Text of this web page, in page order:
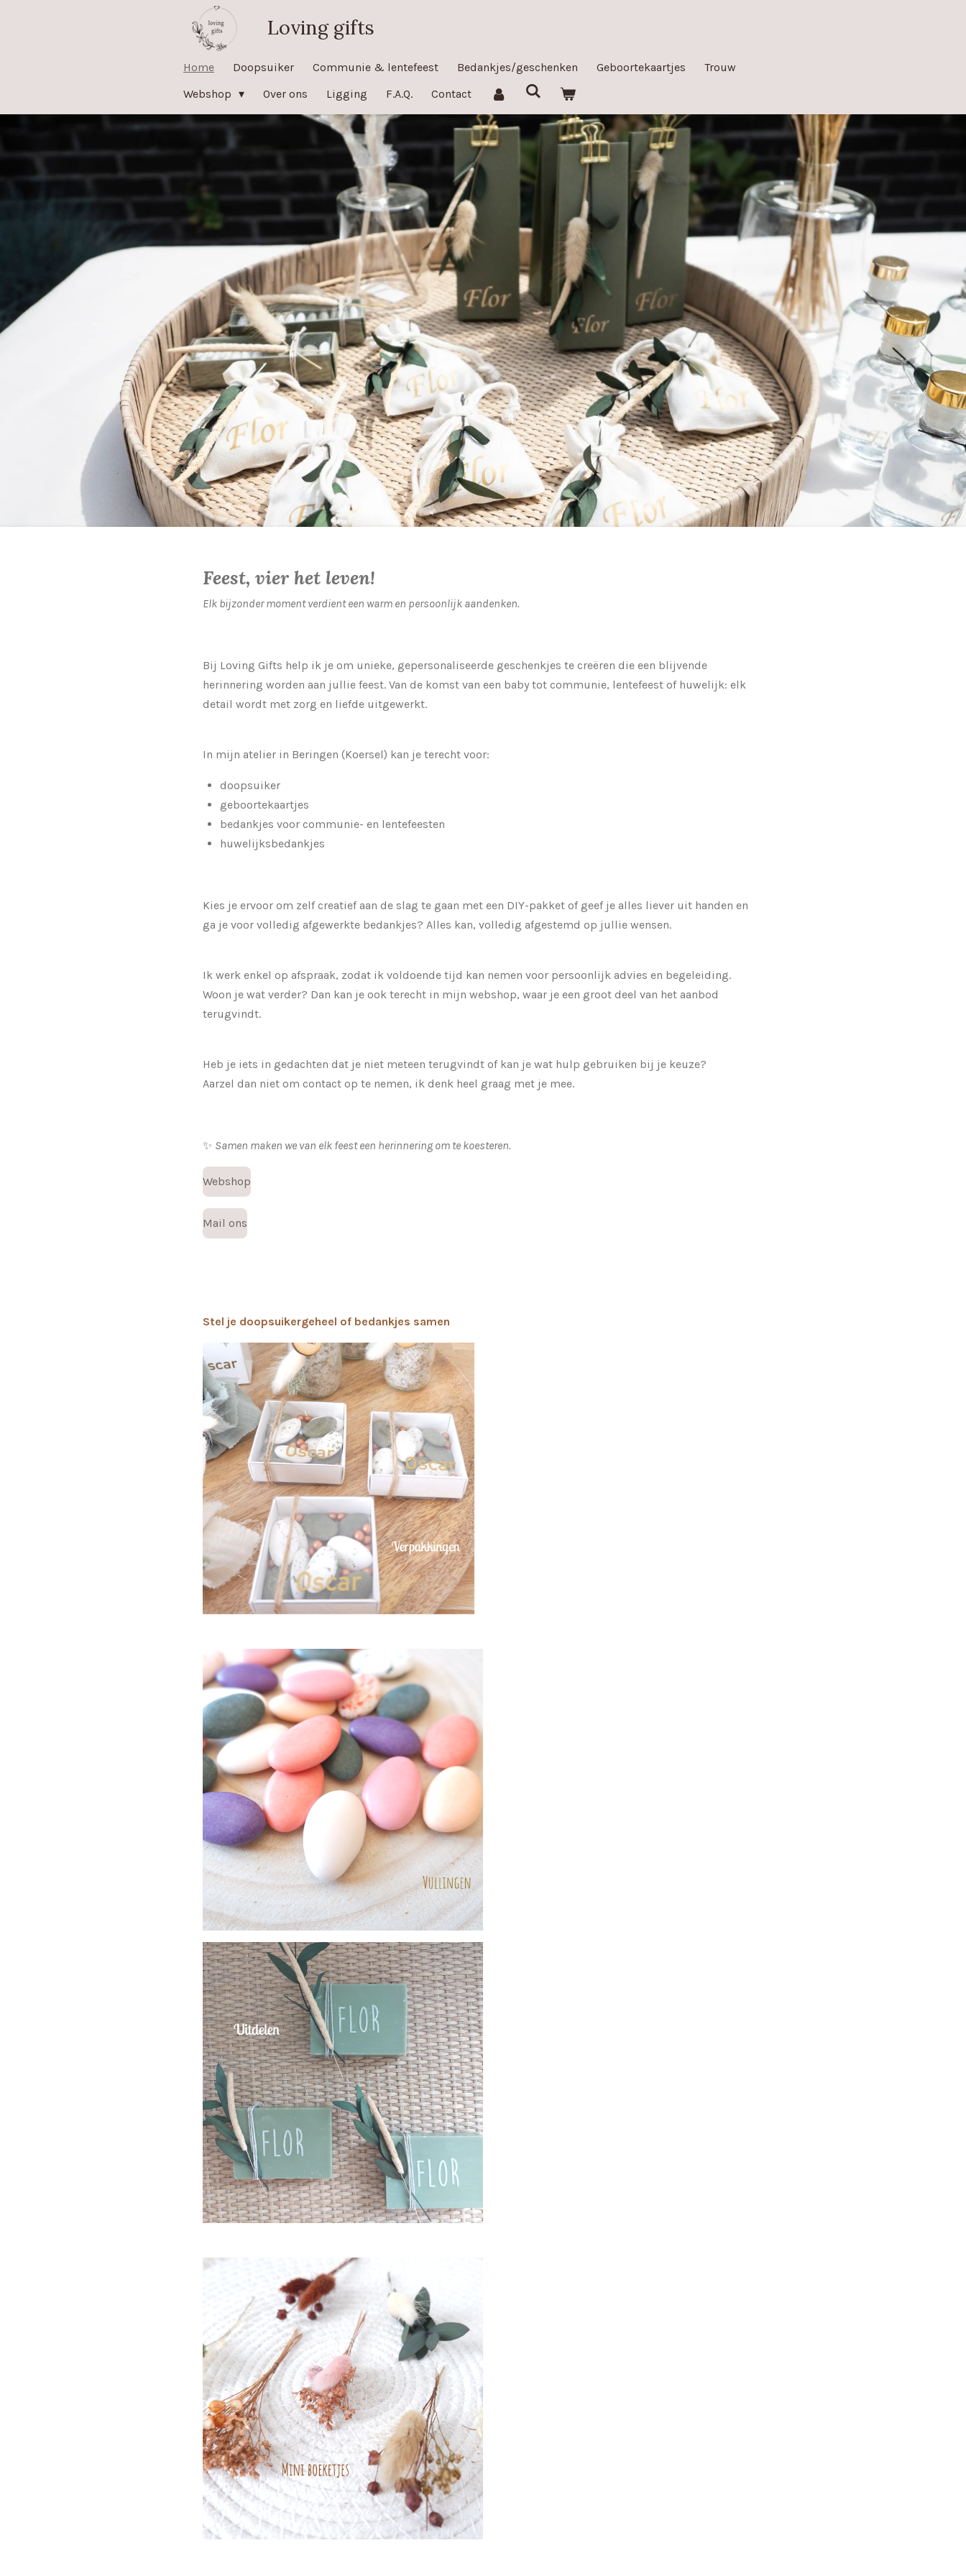
Loving gifts
Home Doopsuiker Communie & lentefeest Bedankjes/geschenken Geboortekaartjes
Trouw
Webshop
Over ons Ligging F.A.Q. Contact
Feest, vier het leven!
Elk bijzonder moment verdient een warm en persoonlijk aandenken.
Bij Loving Gifts help ik je om unieke, gepersonaliseerde geschenkjes te creëren die een blijvende
herinnering worden aan jullie feest. Van de komst van een baby tot communie, lentefeest of huwelijk: elk
detail wordt met zorg en liefde uitgewerkt.
In mijn atelier in Beringen (Koersel) kan je terecht voor:
doopsuiker
geboortekaartjes
bedankjes voor communie- en lentefeesten
huwelijksbedankjes
Kies je ervoor om zelf creatief aan de slag te gaan met een DIY-pakket of geef je alles liever uit handen en
ga je voor volledig afgewerkte bedankjes? Alles kan, volledig afgestemd op jullie wensen.
Ik werk enkel op afspraak, zodat ik voldoende tijd kan nemen voor persoonlijk advies en begeleiding.
Woon je wat verder? Dan kan je ook terecht in mijn webshop, waar je een groot deel van het aanbod
terugvindt.
Heb je iets in gedachten dat je niet meteen terugvindt of kan je wat hulp gebruiken bij je keuze?
Aarzel dan niet om contact op te nemen, ik denk heel graag met je mee.
✨ Samen maken we van elk feest een herinnering om te koesteren.
Webshop
Mail ons
Stel je doopsuikergeheel of bedankjes samen